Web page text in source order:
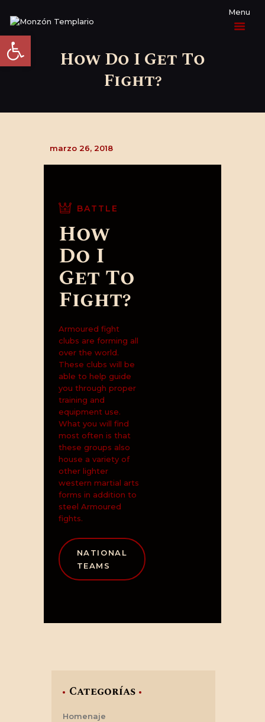
How Do I Get To
Fight?
PROGRAMA
LA HISTORIA
PRÁCTICA
CONTACTO
marzo 26, 2018
BATTLE
How
Do I
Get To
Fight?
Armoured fight
clubs are forming all
over the world.
These clubs will be
able to help guide
you through proper
training and
equipment use.
What you will find
most often is that
these groups also
house a variety of
other lighter
western martial arts
forms in addition to
steel Armoured
fights.
NATIONAL
TEAMS
Categorías
Homenaje
Abrir barra de herramientas